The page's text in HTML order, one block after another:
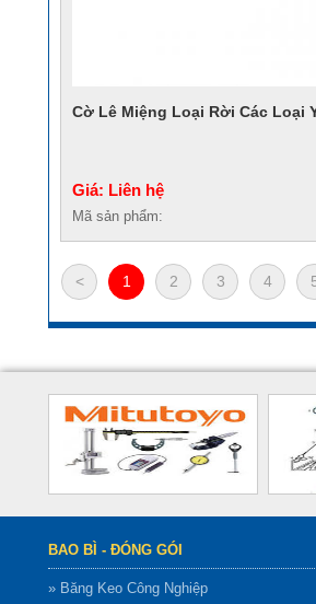
Cờ Lê Miệng Loại Rời Các Loại
Giá: Liên hệ
Mã sản phẩm:
< 1 2 3 4
BAO BÌ - ĐÓNG GÓI
» Băng Keo Công Nghiệp